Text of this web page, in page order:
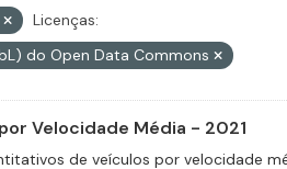
Licenças:
do Open Data Commons
Velocidade Média - 2021
de veículos por velocidade